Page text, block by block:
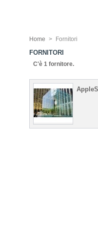
Home > Fornitori
FORNITORI
C'è 1 fornitore.